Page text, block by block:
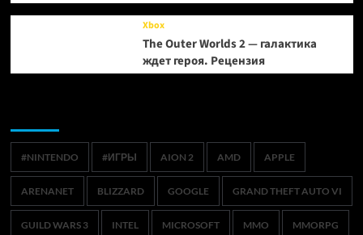
Xbox
The Outer Worlds 2 — галактика
ждет героя. Рецензия
#NINTENDO #ИГРЫ AION 2 AMD APPLE
ARENANET BLIZZARD GOOGLE GRAND THEFT AUTO VI
GUILD WARS 3 INTEL MICROSOFT MMO MMORPG